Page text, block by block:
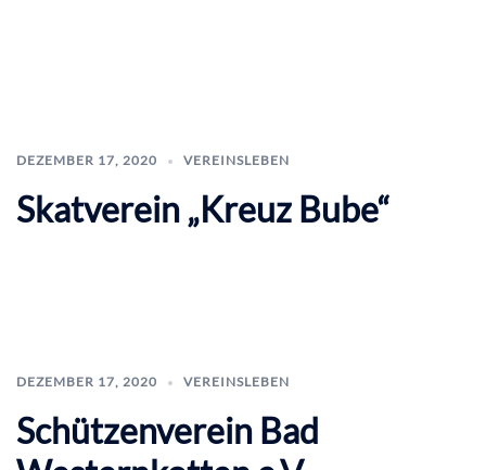
DEZEMBER 17, 2020 VEREINSLEBEN
Skatverein „Kreuz Bube“
DEZEMBER 17, 2020 VEREINSLEBEN
Schützenverein Bad